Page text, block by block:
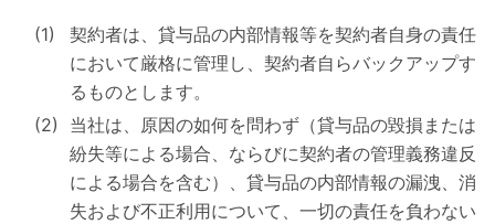
契約者は、貸与品の内部情報等を契約者自身の責任
において厳格に管理し、契約者自らバックアップす
るものとします。
当社は、原因の如何を問わず（貸与品の毀損または
紛失等による場合、ならびに契約者の管理義務違反
による場合を含む）、貸与品の内部情報の漏洩、消
失および不正利用について、一切の責任を負わない